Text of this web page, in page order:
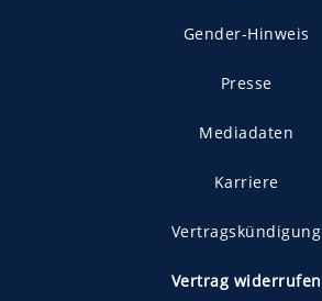
Gender-Hinweis
Presse
Mediadaten
Karriere
Vertragskündigung
Vertrag widerrufen